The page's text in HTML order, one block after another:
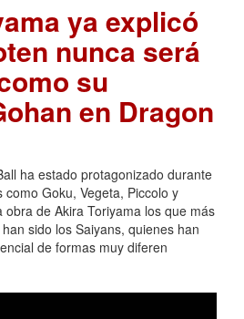
ya explicó
nunca será
su
en Dragon
ha estado protagonizado durante
Goku, Vegeta, Piccolo y
obra de Akira Toriyama los que más
sido los Saiyans, quienes han
de formas muy diferen